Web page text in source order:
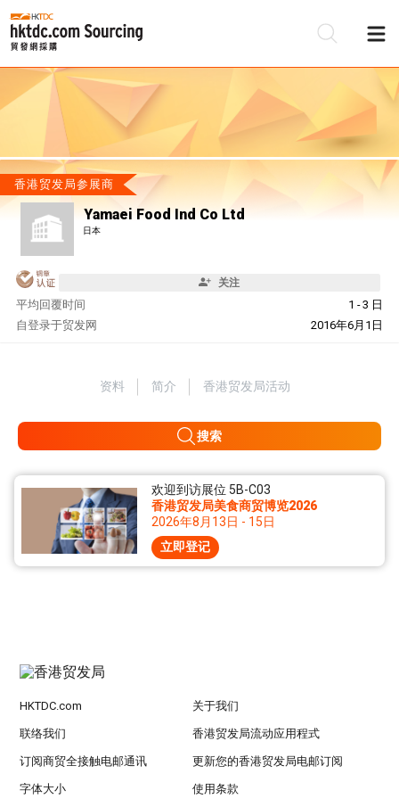
香港贸发局参展商
Yamaei Food Ind Co Ltd
日本
关注
平均回覆时间
1 - 3 日
自
2016年6月1日
登录于贸发网
资料 简介 香港贸发局活动
搜索
欢迎到访展位 5B-C03
香港贸发局美食商贸博览2026
2026年8月13日 - 15日
立即登记
HKTDC.com 关于我们
联络我们 香港贸发局流动应用程式
订阅商贸全接触电邮通讯 更新您的香港贸发局电邮订阅
字体大小 使用条款